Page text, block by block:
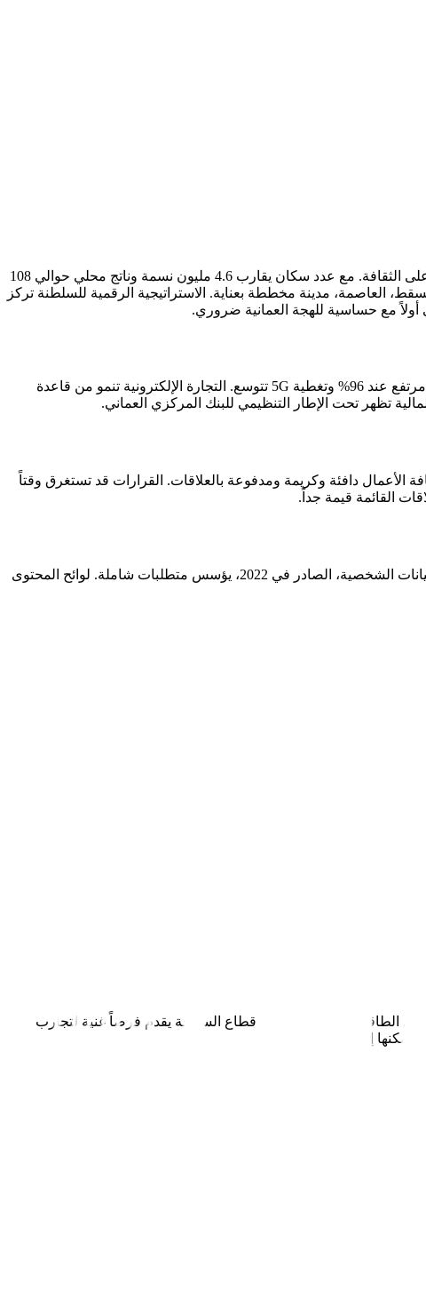
عُمان تبرز كواحدة من أكثر اقتصادات مجلس التعاون الخليجي تفكيراً في التحول الرقمي، موازنة بين التحديث السريع والحفاظ العميق على الثقافة. مع عدد سكان يقارب 4.6 مليون نسمة وناتج محلي حوالي 108
لبناء اقتصاد متنوع تحت رؤية 2040. السياحة ركن مركزي للتنويع. مسقط، العاصمة، مدينة مخططة بعناية. الاستراتيجية الرقمية للسلطنة تركز
أولاً مع حساسية للهجة العمانية ضروري.
المشهد الرقمي العماني يتطور باطراد، مع وزارة النقل والاتصالات وتقنية المعلومات تقود الاستراتيجية الرقمية الوطنية. انتشار الإنترنت مرتفع عند 96% وتغطية 5G تتوسع. التجارة الإلكترونية تنمو من قاعدة
تظهر تحت الإطار التنظيمي للبنك المركزي العماني.
المعتدلة والتركيز القوي على بناء القدرات المحلية. رؤية عُمان 2040 تركز على العَمَنة. ثقافة الأعمال دافئة وكريمة ومدفوعة بالعلاقات. القرارات قد تستغرق وقتاً
القائمة قيمة جداً.
الإطار التنظيمي العماني تشرف عليه هيئة تنظيم الاتصالات للخدمات الرقمية والبنك المركزي العماني للخدمات المالية. قانون حماية البيانات الشخصية، الصادر في 2022، يؤسس متطلبات شاملة. لوائح المحتوى
والتعدين والخدمات الرقمية الحكومية. أجندة التنويع لرؤية 2040 تخلق طلباً في انتقال الطاقة ومصائد الأسماك. قطاع السياحة يقدم فرصاً غنية لتجارب
يمكنها إرساء مواقع دائمة.